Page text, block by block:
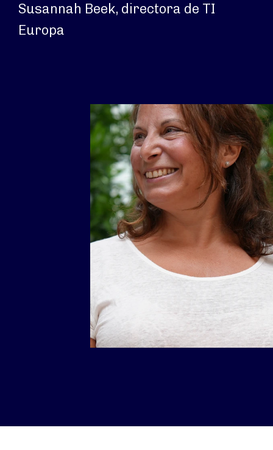
Susannah Beek, directora de TI
Europa